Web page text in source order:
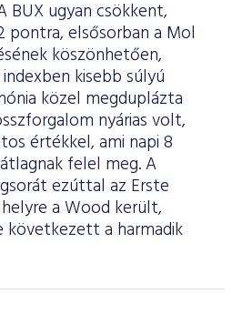
BUX ugyan csökkent,
pontra, elsősorban a Mol
köszönhetően,
kisebb súlyú
közel megduplázta
nyárias volt,
értékkel, ami napi 8
felel meg. A
ezúttal az Erste
a Wood került,
következett a harmadik